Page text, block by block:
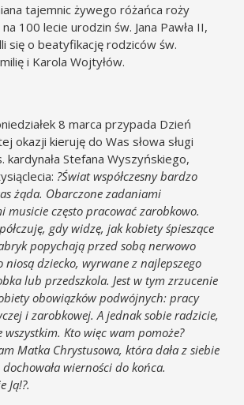
tajemnic żywego różańca roży
100 lecie urodzin św. Jana Pawła II,
się o beatyfikację rodziców św.
i Karola Wojtyłów.
8 marca przypada Dzień
okazji kieruję do Was słowa sługi
kardynała Stefana Wyszyńskiego,
?Świat współczesny bardzo
żąda. Obarczone zadaniami
musicie często pracować zarobkowo.
gdy widzę, jak kobiety śpieszące
popychają przed sobą nerwowo
niosą dziecko, wyrwane z najlepszego
lub przedszkola. Jest w tym zrzucenie
obowiązków podwójnych: pracy
i zarobkowej. A jednak sobie radzicie,
wszystkim. Kto więc wam pomoże?
Matka Chrystusowa, która dała z siebie
wierności do końca.
Ją!?.